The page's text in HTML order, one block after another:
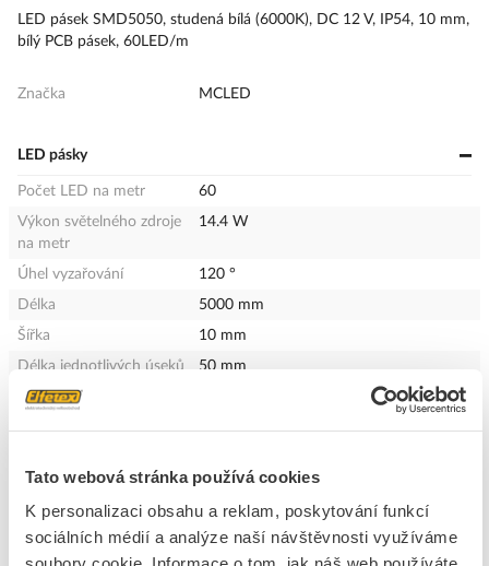
Tato webová stránka používá cookies
K personalizaci obsahu a reklam, poskytování funkcí
sociálních médií a analýze naší návštěvnosti využíváme
LED pásek SMD5050, studená bílá (6000K), DC 12 V, IP54, 10 mm,
bílý PCB pásek, 60LED/m
Značka MCLED
LED pásky
Počet LED na metr
60
Výkon světelného zdroje
na metr
14.4 W
Úhel vyzařování
120 °
Délka
5000 mm
Šířka
10 mm
Délka jednotlivých úseků
50 mm
Provedení
Světelný zdroj
LED nevyměnitelná
Stupeň krytí (IP)
IP54
5800 - 6100 K